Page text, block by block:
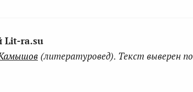
Lit-ra.su
(литературовед). Текст выверен по